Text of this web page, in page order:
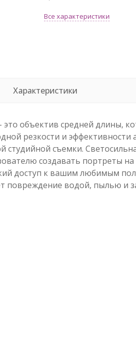
Все характеристики
Характеристики
это объектив средней длины,
резкости и эффективности
съемки.
создавать портреты
доступ к вашим любимым
водой, пылью и